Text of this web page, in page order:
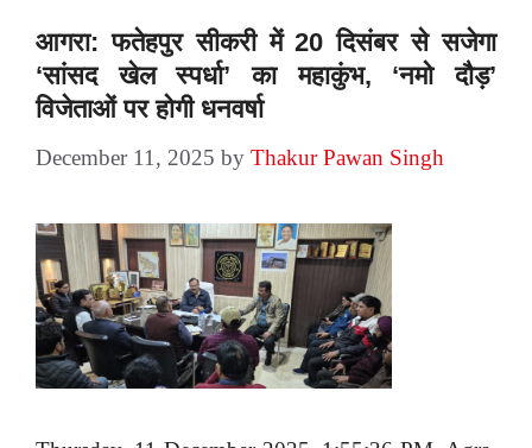
आगरा: फतेहपुर सीकरी में 20 दिसंबर से सजेगा
‘सांसद खेल स्पर्धा’ का महाकुंभ, ‘नमो दौड़’
विजेताओं पर होगी धनवर्षा
December 11, 2025 by Thakur Pawan Singh